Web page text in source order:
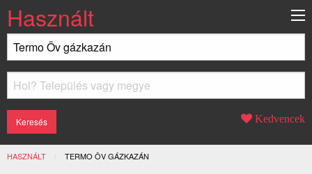
Használt
Kedvencek
HASZNÁLT JELENLEGI:
TERMO ÖV GÁZKAZÁN